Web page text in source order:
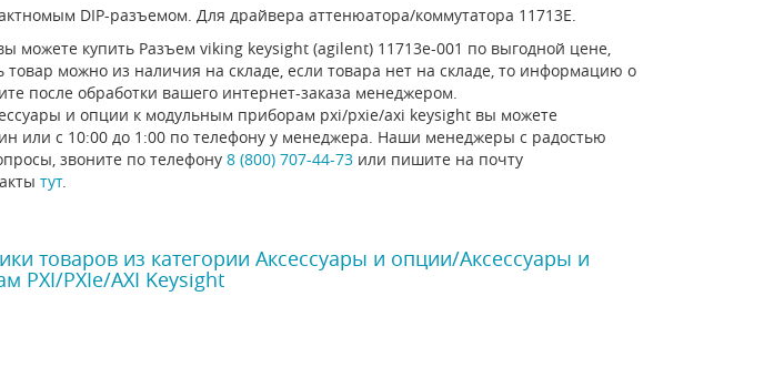
DIP-разъемом. Для драйвера аттенюатора/коммутатора 11713E.
можете купить Разъем viking keysight (agilent) 11713e-001 по выгодной цене,
можно из наличия на складе, если товара нет на складе, то информацию о
после обработки вашего интернет-заказа менеджером.
и опции к модульным приборам pxi/pxie/axi keysight вы можете
или с 10:00 до 1:00 по телефону у менеджера. Наши менеджеры с радостью
звоните по телефону 8 (800) 707-44-73или пишите на почту
тут.
товаров из категории Аксессуары и опции/Аксессуары и
PXI/PXIe/AXI Keysight